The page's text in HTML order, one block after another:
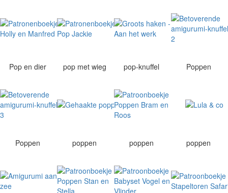
Pop en dier pop met wieg pop-knuffel Poppen
Poppen poppen poppen poppen